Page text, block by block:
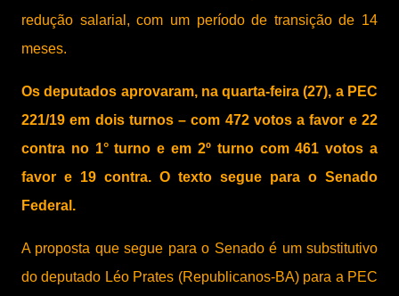
redução salarial, com um período de transição de 14
meses.
Os deputados aprovaram, na quarta-feira (27), a PEC
221/19 em dois turnos – com 472 votos a favor e 22
contra no 1° turno e em 2º turno com 461 votos a
favor e 19 contra. O texto segue para o Senado
Federal.
A proposta que segue para o Senado é um substitutivo
do deputado Léo Prates (Republicanos-BA) para a PEC